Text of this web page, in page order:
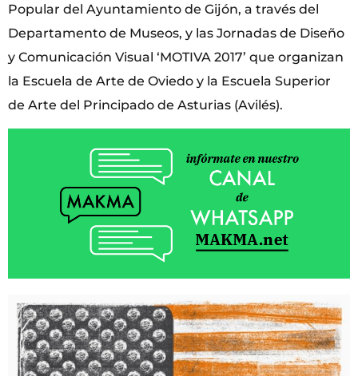
Popular del Ayuntamiento de Gijón, a través del
Departamento de Museos, y las Jornadas de Diseño
y Comunicación Visual ‘MOTIVA 2017’ que organizan
la Escuela de Arte de Oviedo y la Escuela Superior
de Arte del Principado de Asturias (Avilés).